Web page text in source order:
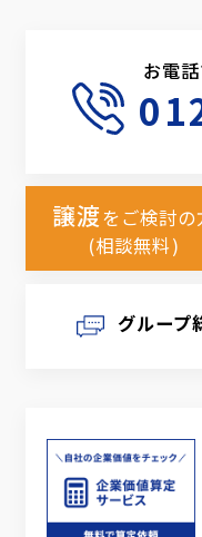
お電
譲渡をご検討の
(相談無料)
グループ